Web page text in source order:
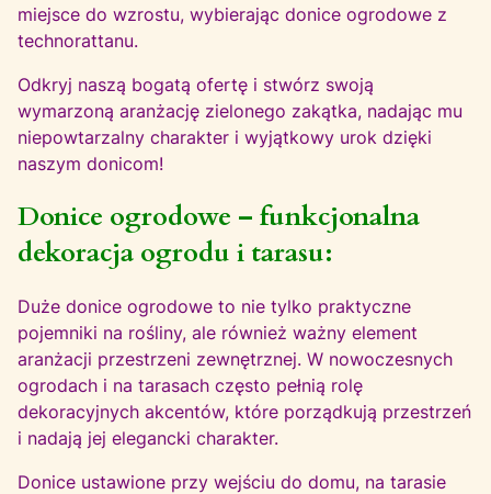
miejsce do wzrostu, wybierając donice ogrodowe z
technorattanu.
Odkryj naszą bogatą ofertę i stwórz swoją
wymarzoną aranżację zielonego zakątka, nadając mu
niepowtarzalny charakter i wyjątkowy urok dzięki
naszym donicom!
Donice ogrodowe – funkcjonalna
dekoracja ogrodu i tarasu:
Duże donice ogrodowe to nie tylko praktyczne
pojemniki na rośliny, ale również ważny element
aranżacji przestrzeni zewnętrznej. W nowoczesnych
ogrodach i na tarasach często pełnią rolę
dekoracyjnych akcentów, które porządkują przestrzeń
i nadają jej elegancki charakter.
Donice ustawione przy wejściu do domu, na tarasie